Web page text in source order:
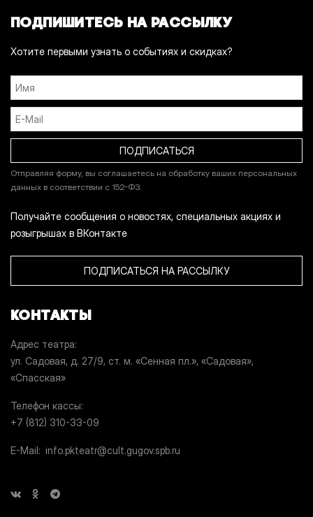
ПОДПИШИТЕСЬ НА РАССЫЛКУ
Хотите первыми узнать о событиях и скидках?
Отправляя форму, вы соглашаетесь на обработку ваших персональных
данных в соответствии с 152-ФЗ.
Получайте сообщения о новостях, специальных акциях и
розыгрышах в ВКонтакте
ПОДПИСАТЬСЯ НА РАССЫЛКУ
КОНТАКТЫ
Адрес театра
ул. Садовая, д. 27/9, ст. м. «Сенная пл.», «Садовая»,
«Спасская»
Телефон кассы
+7 (812) 310-33-09
E-Mail info.pkteatr@cult.gugov.spb.ru